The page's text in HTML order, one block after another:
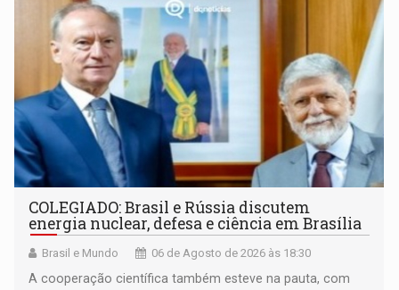
COLEGIADO: Brasil e Rússia discutem
energia nuclear, defesa e ciência em Brasília
Brasil e Mundo 06 de Agosto de 2026 às 18:30
A cooperação científica também esteve na pauta, com